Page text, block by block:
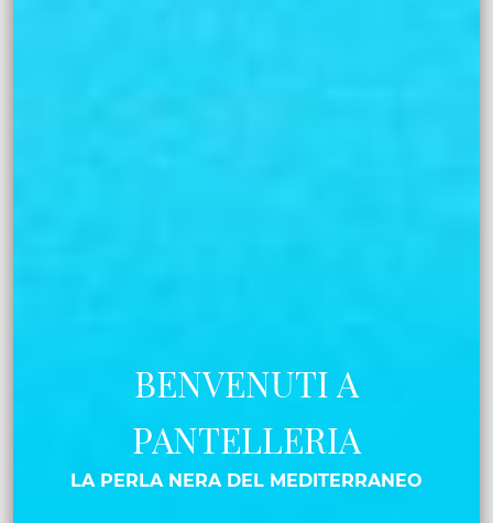
BENVENUTI A
PANTELLERIA
LA PERLA NERA DEL MEDITERRANEO